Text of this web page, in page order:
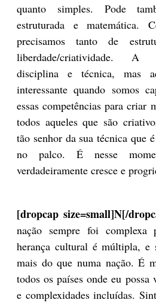
quanto simples. Pode
estruturada e matemática.
precisamos tanto de
liberdade/criatividade. A
disciplina e técnica, mas
interessante quando somos
essas competências para criar
todos aqueles que são
tão senhor da sua técnica que
no palco. É nesse
verdadeiramente cresce e
[dropcap size=small]N[/
nação sempre foi
herança cultural é múltipla, e
mais do que numa nação. É
todos os países onde eu
e complexidades incluídas.